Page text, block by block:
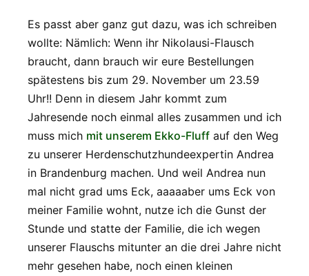
Es passt aber ganz gut dazu, was ich schreiben
wollte: Nämlich: Wenn ihr Nikolausi-Flausch
braucht, dann brauch wir eure Bestellungen
spätestens bis zum 29. November um 23.59
Uhr!! Denn in diesem Jahr kommt zum
Jahresende noch einmal alles zusammen und ich
muss mich mit unserem Ekko-Fluff auf den Weg
zu unserer Herdenschutzhundeexpertin Andrea
in Brandenburg machen. Und weil Andrea nun
mal nicht grad ums Eck, aaaaaber ums Eck von
meiner Familie wohnt, nutze ich die Gunst der
Stunde und statte der Familie, die ich wegen
unserer Flauschs mitunter an die drei Jahre nicht
mehr gesehen habe, noch einen kleinen